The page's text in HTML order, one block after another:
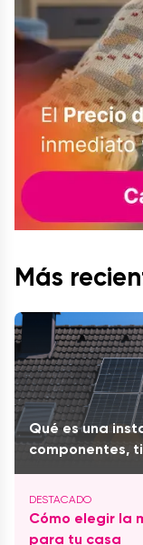
Más
Qué es una
componentes,
Cómo elegir la
para tu casa